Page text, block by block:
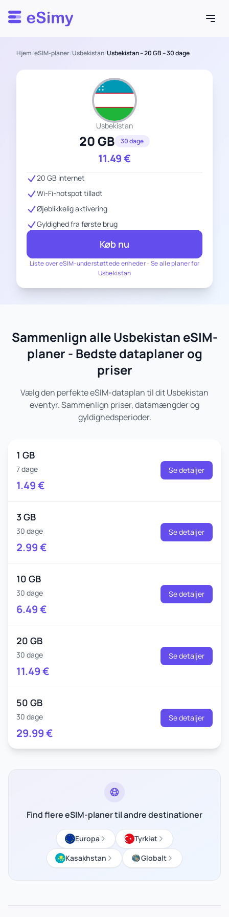
Esimy
Hjem/eSIM-planer/Usbekistan/Usbekistan – 20 GB – 30 dage
Usbekistan
20 GB 30 dage
11.49€
Liste over eSIM-understøttede enheder- Se alle planer for
Usbekistan
20 GB internet
Wi-Fi-hotspot tilladt
Øjeblikkelig aktivering
Gyldighed fra første brug
Køb nu
Sammenlign alle Usbekistan eSIM-
planer - Bedste dataplaner og
priser
Vælg den perfekte eSIM-dataplan til dit Usbekistan
eventyr. Sammenlign priser, datamængder og
gyldighedsperioder.
1 GB
7 dage
1.49€
Se detaljer
3 GB
30 dage
2.99€
Se detaljer
10 GB
30 dage
6.49€
Se detaljer
20 GB
30 dage
11.49€
Se detaljer
50 GB
30 dage
29.99€
Se detaljer
Find flere eSIM-planer til andre destinationer
Europa
Tyrkiet
Kasakhstan
Globalt